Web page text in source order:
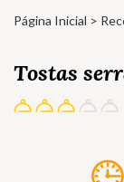
Página Inicial >
Tostas